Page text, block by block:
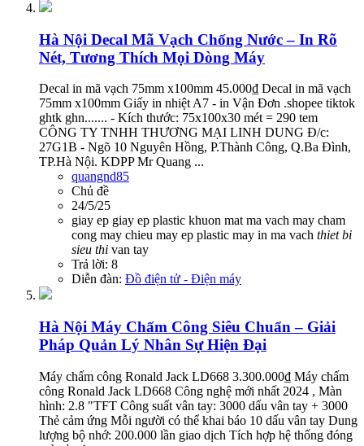
Hà Nội Decal Mã Vạch Chống Nước – In Rõ
Nét, Tương Thích Mọi Dòng Máy
Decal in mã vạch 75mm x100mm 45.000₫ Decal in mã vạch
75mm x100mm Giấy in nhiệt A7 - in Vận Đơn .shopee tiktok
ghtk ghn....... - Kích thước: 75x100x30 mét = 290 tem
CÔNG TY TNHH THƯƠNG MẠI LINH DUNG Đ/c:
27G1B - Ngõ 10 Nguyên Hồng, P.Thành Công, Q.Ba Đình,
TP.Hà Nội. KDPP Mr Quang ...
quangnd85
Chủ đề
24/5/25
giay ep giay ep plastic khuon mat ma vach may cham
cong may chieu may ep plastic may in ma vach thiet bi
sieu thi van tay
Trả lời: 8
Diễn đàn: Đồ điện tử - Điện máy
Hà Nội Máy Chấm Công Siêu Chuẩn – Giải
Pháp Quản Lý Nhân Sự Hiện Đại
Máy chấm công Ronald Jack LD668 3.300.000₫ Máy chấm
công Ronald Jack LD668 Công nghệ mới nhất 2024 , Màn
hình: 2.8 "TFT Công suất vân tay: 3000 dấu vân tay + 3000
Thẻ cảm ứng Mỗi người có thể khai báo 10 dấu vân tay Dung
lượng bộ nhớ: 200.000 lần giao dịch Tích hợp hệ thống đóng